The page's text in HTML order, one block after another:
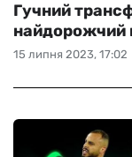
15 липня 2023, 17:02
Гучний
найдорожчий